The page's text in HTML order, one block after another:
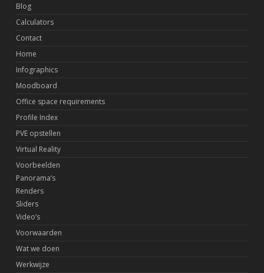
Blog
Calculators
Contact
Home
Infographics
Moodboard
Office space requirements
Profile Index
PVE opstellen
Virtual Reality
Voorbeelden
Panorama’s
Renders
Sliders
Video’s
Voorwaarden
Wat we doen
Werkwijze